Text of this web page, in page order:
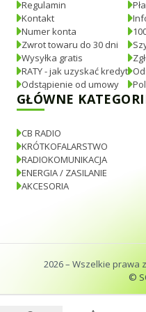
Regulamin
Kontakt
Numer konta
Zwrot towaru do 30 dni
Wysyłka gratis
RATY - jak uzyskać kredyt
Odstąpienie od umowy
GŁÓWNE
CB RADIO
KRÓTKOFALARSTWO
RADIOKOMUNIKACJA
ENERGIA / ZASILANIE
AKCESORIA
2026– Wszelkie prawa
©